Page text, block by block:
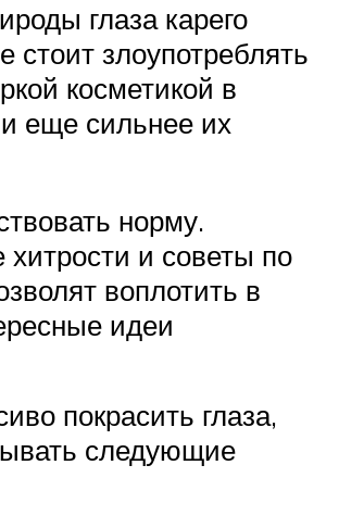
глаза карего
стоит злоупотреблять
косметикой в
еще сильнее их
норму.
и советы по
воплотить в
идеи
покрасить глаза,
следующие